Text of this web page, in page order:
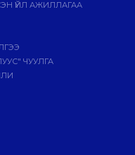
ҮЙЛ АЖИЛЛАГАА
ЧУУЛГА